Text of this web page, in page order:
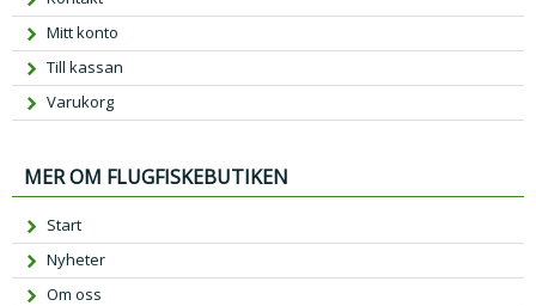
Mitt konto
Till kassan
Varukorg
MER OM FLUGFISKEBUTIKEN
Start
Nyheter
Om oss